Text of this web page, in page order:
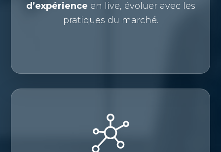
d’expérience en live, évoluer avec les
pratiques du marché.